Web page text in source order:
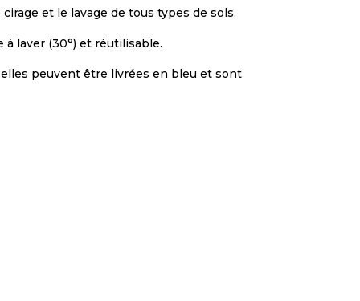
et le lavage de tous types de sols.
laver (30°) et réutilisable.
peuvent être livrées en bleu et sont